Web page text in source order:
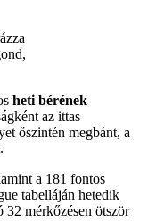
heti bérének
az ittas
őszintén megbánt, a
a 181 fontos
tabelláján hetedik
mérkőzésen ötször